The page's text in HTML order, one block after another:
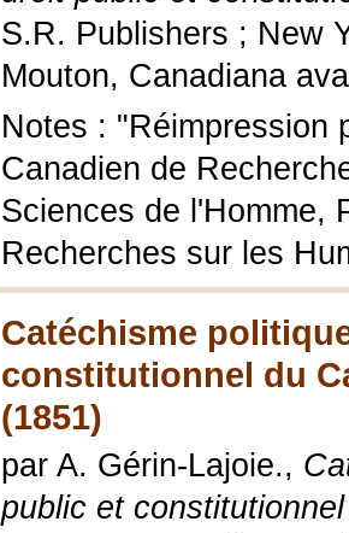
S.R. Publishers ; New
Mouton, Canadiana
Notes : "Réimpression
Canadien de
Sciences de l'Homme,
Recherches sur les
Catéchisme
constitutionnel du
(1851)
par A. Gérin-Lajoie.,
public et